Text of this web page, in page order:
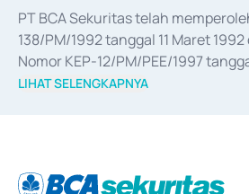
PT BCA Sekuritas telah
138/PM/1992 tanggal 11 Maret
Nomor KEP-12/PM/PEE/1997
merger, akuisisi, divestasi, dan
LIHAT SELENGKAPNYA